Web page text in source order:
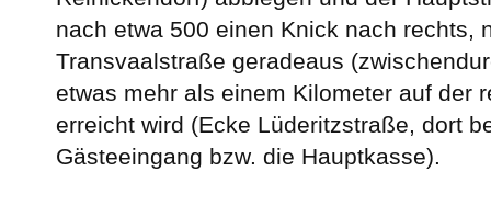
nach etwa 500 einen Knick nach rechts,
Transvaalstraße geradeaus
etwas mehr als einem Kilometer auf der
erreicht wird (Ecke Lüderitzstraße, dort
Gästeeingang bzw. die Hauptkasse).